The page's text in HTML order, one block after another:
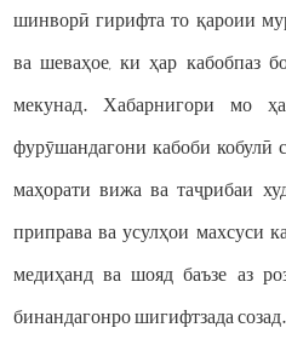
шинворӣ гирифта то қароии
ва шеваҳое, ки ҳар кабобпаз
мекунад. Хабарнигори мо
фурӯшандагони кабоби кобулӣ
маҳорати вижа ва таҷрибаи
приправа ва усулҳои махсуси
медиҳанд ва шояд баъзе аз
бинандагонро шигифтзада созад.